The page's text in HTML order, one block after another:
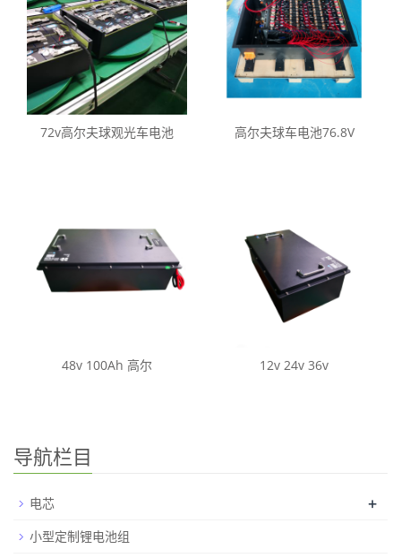
72v高尔夫球观光车电池 高尔夫球车电池76.8V
48v 100Ah 高尔 12v 24v 36v
导航栏目
电芯 +
小型定制锂电池组